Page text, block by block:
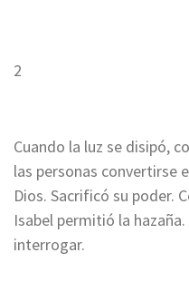
2
Cuando la luz se disipó,
las personas convertirse
Dios. Sacrificó su poder.
Isabel permitió la
interrogar.